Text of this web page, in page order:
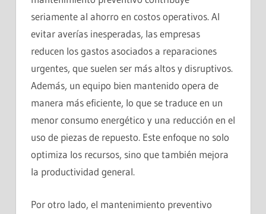
seriamente al ahorro en costos operativos. Al
evitar averías inesperadas, las empresas
reducen los gastos asociados a reparaciones
urgentes, que suelen ser más altos y disruptivos.
Además, un equipo bien mantenido opera de
manera más eficiente, lo que se traduce en un
menor consumo energético y una reducción en el
uso de piezas de repuesto. Este enfoque no solo
optimiza los recursos, sino que también mejora
la productividad general.
Por otro lado, el mantenimiento preventivo